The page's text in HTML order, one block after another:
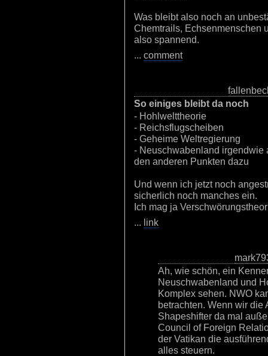
Was bleibt also noch an
Chemtrails, Echsenmenschen
also spannend.
... comment
So einiges bleibt da noch
- Hohlwelttheorie
- Reichsflugscheiben
- Geheime Weltregierung
- Neuschwabenland irgendwie
den anderen Punkten dazu
Und wenn ich jetzt noch
sicherlich noch manches ein.
Ich mag ja
... link
Ah, wie schön, ein
Neuschwabenland und
Komplex sehen. NWO
betrachten. Wenn wir
Shapeshifter da mal
Council of Foreign
der Vatikan die
alles steuern.